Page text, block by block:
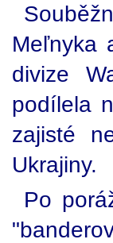
Meľnyka
divize
podílela
zajisté
Ukrajiny.
Po